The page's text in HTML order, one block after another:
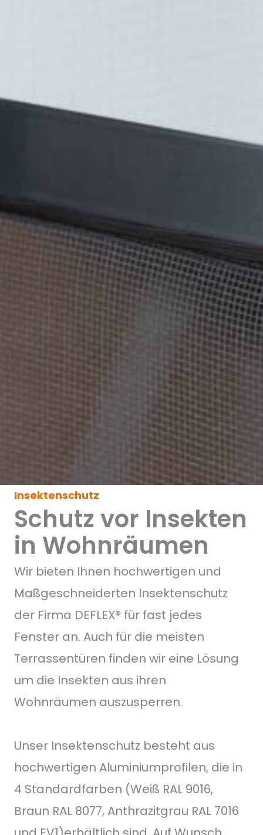
Insektenschutz
Schutz vor Insekten
in Wohnräumen
Wir bieten Ihnen hochwertigen und
Maßgeschneiderten Insektenschutz
der Firma DEFLEX® für fast jedes
Fenster an. Auch für die meisten
Terrassentüren finden wir eine Lösung
um die Insekten aus ihren
Wohnräumen auszusperren.
Unser Insektenschutz besteht aus
hochwertigen Aluminiumprofilen, die in
4 Standardfarben (Weiß RAL 9016,
Braun RAL 8077, Anthrazitgrau RAL 7016